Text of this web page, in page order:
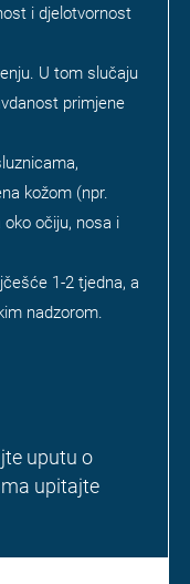
i djelotvornost
U tom slučaju
primjene
kožom (npr.
očiju, nosa i
1-2 tjedna, a
nadzorom.
uputu o
upitajte